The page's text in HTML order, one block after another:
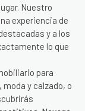
Nuestro
experiencia de
y a los
lo que
para
y calzado, o